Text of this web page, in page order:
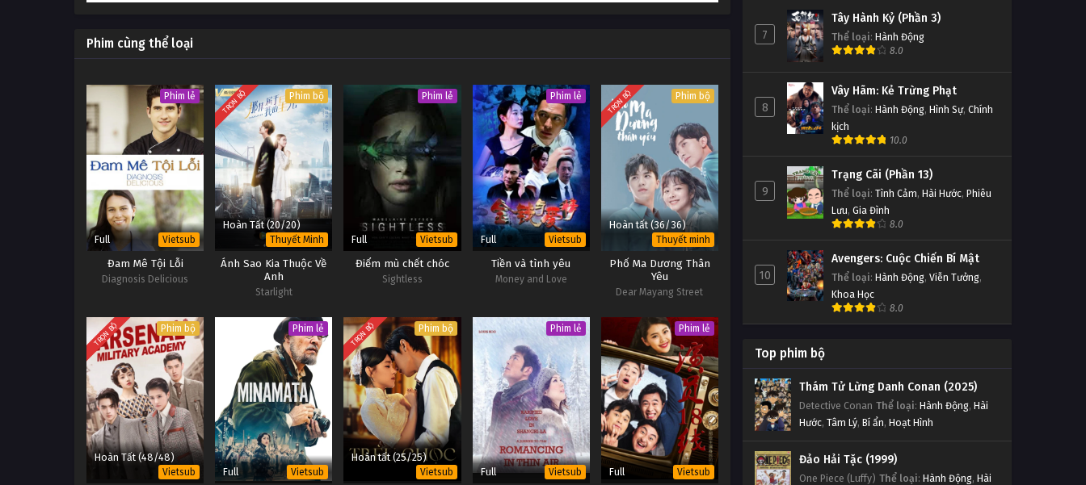
Phim cùng thể loại
Phim lẻ
Full Vietsub
Đam Mê Tội Lỗi
Diagnosis Delicious
TRỌN BỘ Phim bộ
Hoàn Tất (20/20)
Thuyết Minh
Ánh Sao Kia Thuộc Về
Anh
Starlight
Phim lẻ
Full Vietsub
Điểm mù chết chóc
Sightless
Phim lẻ
Full Vietsub
Tiền và tình yêu
Money and Love
TRỌN BỘ Phim bộ
Hoàn tất (36/36)
Thuyết minh
Phố Ma Dương Thân
Yêu
Dear Mayang Street
TRỌN BỘ Phim bộ
Hoàn Tất (48/48)
Vietsub
Phim lẻ
Full Vietsub
TRỌN BỘ Phim bộ
Hoàn tất (25/25)
Vietsub
Phim lẻ
Full Vietsub
Phim lẻ
Full Vietsub
7
Tây Hành Kỷ (Phần 3)
Thể loại: Hành Động
8.0
8
Vây Hãm: Kẻ Trừng Phạt
Thể loại: Hành Động, Hình Sự, Chính
kịch
10.0
9
Trạng Cãi (Phần 13)
Thể loại: Tình Cảm, Hài Hước, Phiêu
Lưu, Gia Đình
8.0
10
Avengers: Cuộc Chiến Bí Mật
Thể loại: Hành Động, Viễn Tưởng,
Khoa Học
8.0
Top phim bộ
Thám Tử Lừng Danh Conan (2025)
Detective Conan Thể loại: Hành Động, Hài
Hước, Tâm Lý, Bí ẩn, Hoạt Hình
Đảo Hải Tặc (1999)
One Piece (Luffy) Thể loại: Hành Động, Hài